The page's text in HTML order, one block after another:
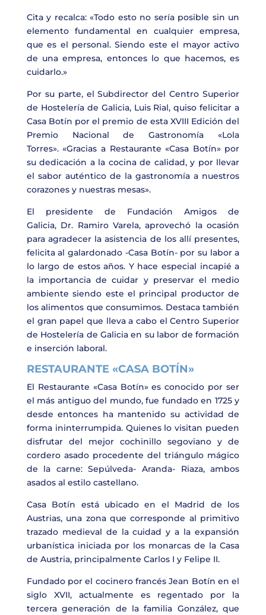
Cita y recalca: «Todo esto no sería posible sin un
elemento fundamental en cualquier empresa,
que es el personal. Siendo este el mayor activo
de una empresa, entonces lo que hacemos, es
cuidarlo.»
Por su parte, el Subdirector del Centro Superior
de Hostelería de Galicia, Luis Rial,quiso felicitar a
Casa Botín por el premio de esta XVIII Edición del
Premio Nacional de Gastronomía «Lola
Torres».«Gracias a Restaurante «Casa Botín» por
su dedicación a la cocina de calidad, y por llevar
el sabor auténtico de la gastronomía a nuestros
corazones y nuestras mesas».
El presidente de Fundación Amigos de
Galicia, Dr. Ramiro Varela, aprovechó la ocasión
para agradecer la asistencia de los allí presentes,
felicita al galardonado -Casa Botín-por su labor a
lo largo de estos años. Y hace especial incapié a
la importancia de cuidar y preservar el medio
ambiente siendo este el principal productor de
los alimentos que consumimos. Destaca también
el gran papel que lleva a cabo el Centro Superior
de Hostelería de Galicia en su labor de formación
e inserción laboral.
RESTAURANTE «CASA BOTÍN»
El Restaurante «Casa Botín»es conocido por ser
el más antiguo del mundo, fue fundado en 1725 y
desde entonces ha mantenido su actividad de
forma ininterrumpida. Quienes lo visitan pueden
disfrutar del mejor cochinillo segoviano y de
cordero asado procedente del triángulo mágico
de la carne: Sepúlveda- Aranda- Riaza, ambos
asados al estilo castellano.
Casa Botín está ubicado en el Madrid de los
Austrias, una zona que corresponde al primitivo
trazado medieval de la cuidad y a la expansión
urbanística iniciada por los monarcas de la Casa
de Austria, principalmente Carlos I y Felipe II.
Fundado por el cocinero francés Jean Botín en el
siglo XVII, actualmente es regentado por la
tercera generación de la familia González, que